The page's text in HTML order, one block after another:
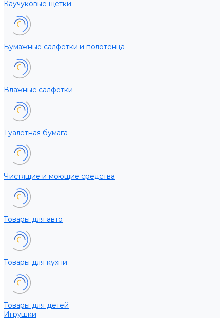
Каучуковые щетки
Бумажные салфетки и полотенца
Влажные салфетки
Туалетная бумага
Чистящие и моющие средства
Товары для авто
Товары для кухни
Товары для детей
Игрушки